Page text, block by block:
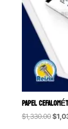
PAPEL
$1,330.00$